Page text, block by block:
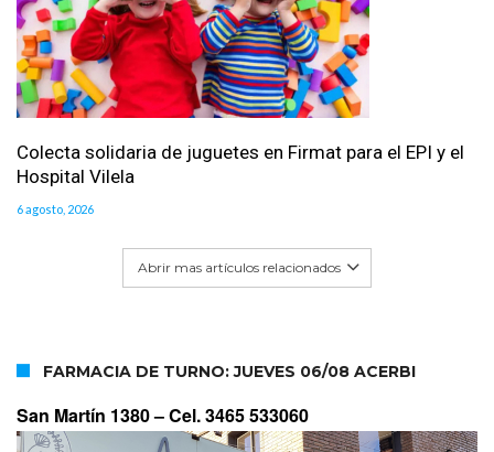
Colecta solidaria de juguetes en Firmat para el EPI y el
Hospital Vilela
6 agosto, 2026
Abrir mas artículos relacionados
FARMACIA DE TURNO: JUEVES 06/08 ACERBI
San Martín 1380 –Cel. 3465 533060